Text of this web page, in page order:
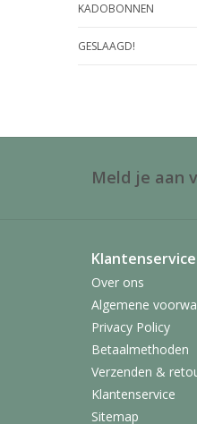
KADOBONNEN
GESLAAGD!
Meld je aan
Klantenservice
Over ons
Algemene
Privacy Policy
Betaalmethoden
Verzenden &
Klantenservice
Sitemap